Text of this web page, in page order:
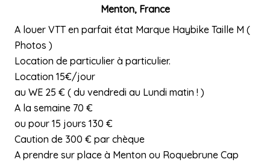
Menton, France
A louer VTT en parfait état Marque Haybike Taille M (
Photos )
Location de particulier à particulier.
Location 15€/jour
au WE 25 € ( du vendredi au Lundi matin ! )
A la semaine 70 €
ou pour 15 jours 130 €
Caution de 300 € par chèque
A prendre sur place à Menton ou Roquebrune Cap